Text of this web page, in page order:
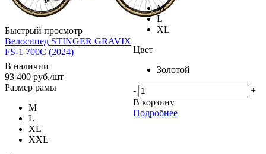
Быстрый просмотр
Велосипед STINGER GRAVIX
FS-1 700C (2024)
В наличии
93 400 руб./шт
Размер рамы
M
L
XL
XXL
M
L
XL
Цвет
Золотой
-
+
В корзину
Подробнее